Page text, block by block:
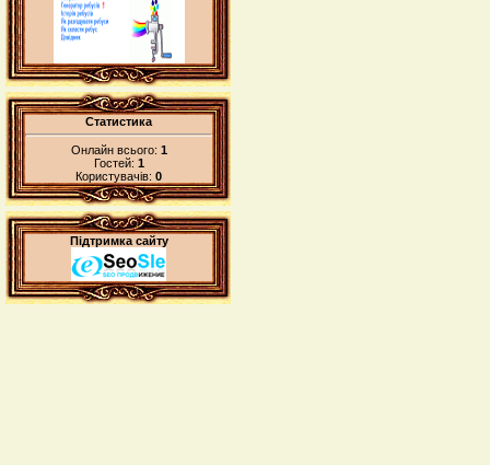
Статистика
Онлайн всього: 1
Гостей: 1
Користувачів: 0
Підтримка сайту